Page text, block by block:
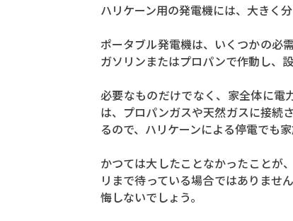
ハリケーン用の発電機には、大きく
ポータブル発電機は、いくつかの必
ガソリンまたはプロパンで作動し、
必要なものだけでなく、家全体に電
は、プロパンガスや天然ガスに接続
るので、ハリケーンによる停電でも
かつては大したことなかったことが
リまで待っている場合ではありませ
悔しないでしょう。